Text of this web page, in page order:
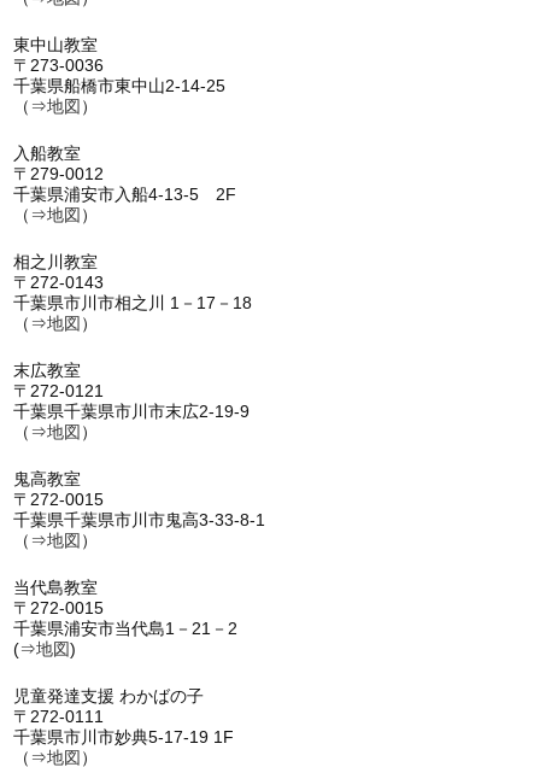
東中山教室
〒273-0036
千葉県船橋市東中山2-14-25
（⇒地図 ）
入船教室
〒279-0012
千葉県浦安市入船4-13-5 2F
（⇒地図 ）
相之川教室
〒272-0143
千葉県市川市相之川 1－17－18
（⇒地図 ）
末広教室
〒272-0121
千葉県千葉県市川市末広2-19-9
（⇒地図 ）
鬼高教室
〒272-0015
千葉県千葉県市川市鬼高3-33-8-1
（⇒地図 ）
当代島教室
〒272-0015
千葉県浦安市当代島1－21－2
(⇒地図)
児童発達支援 わかばの子
〒272-0111
千葉県市川市妙典5-17-19 1F
（⇒地図 ）